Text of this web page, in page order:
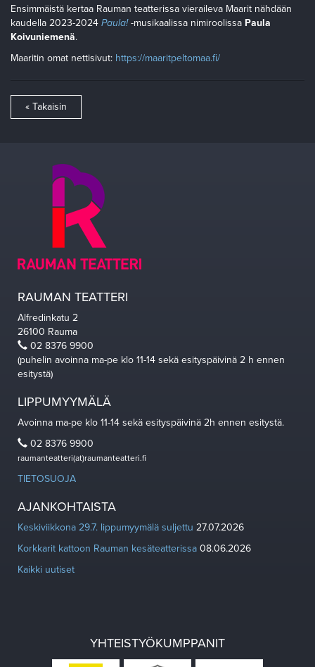
Ensimmäistä kertaa Rauman teatterissa vieraileva Maarit nähdään
kaudella 2023-2024 Paula!-musikaalissa nimiroolissa Paula
Koivuniemenä.
Maaritin omat nettisivut: https://maaritpeltomaa.fi/
« Takaisin
RAUMAN TEATTERI
Alfredinkatu 2
26100 Rauma
02 8376 9900
(puhelin avoinna ma-pe klo 11-14 sekä esityspäivinä 2 h ennen
esitystä)
LIPPUMYYMÄLÄ
Avoinna ma-pe klo 11-14 sekä esityspäivinä 2h ennen esitystä.
02 8376 9900
raumanteatteri(at)raumanteatteri.fi
TIETOSUOJA
AJANKOHTAISTA
Keskiviikkona 29.7. lippumyymälä suljettu 27.07.2026
Korkkarit kattoon Rauman kesäteatterissa 08.06.2026
Kaikki uutiset
YHTEISTYÖKUMPPANIT